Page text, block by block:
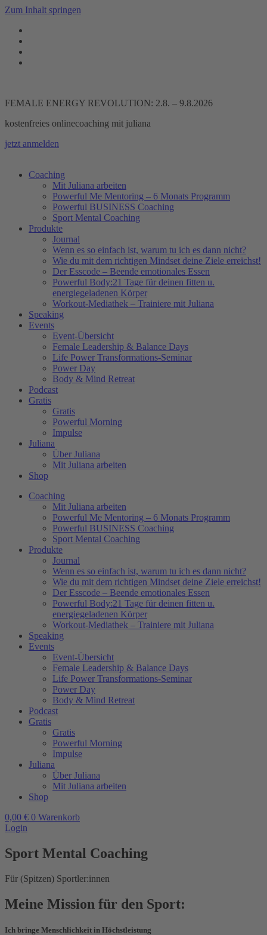
Zum Inhalt springen
FEMALE ENERGY REVOLUTION: 2.8. – 9.8.2026
kostenfreies onlinecoaching mit juliana
jetzt anmelden
Coaching
Mit Juliana arbeiten
Powerful Me Mentoring – 6 Monats Programm
Powerful BUSINESS Coaching
Sport Mental Coaching
Produkte
Journal
Wenn es so einfach ist, warum tu ich es dann nicht?
Wie du mit dem richtigen Mindset deine Ziele erreichst!
Der Esscode – Beende emotionales Essen
Powerful Body:21 Tage für deinen fitten u.
energiegeladenen Körper
Workout-Mediathek – Trainiere mit Juliana
Speaking
Events
Event-Übersicht
Female Leadership & Balance Days
Life Power Transformations-Seminar
Power Day
Body & Mind Retreat
Podcast
Gratis
Gratis
Powerful Morning
Impulse
Juliana
Über Juliana
Mit Juliana arbeiten
Shop
Coaching
Mit Juliana arbeiten
Powerful Me Mentoring – 6 Monats Programm
Powerful BUSINESS Coaching
Sport Mental Coaching
Produkte
Journal
Wenn es so einfach ist, warum tu ich es dann nicht?
Wie du mit dem richtigen Mindset deine Ziele erreichst!
Der Esscode – Beende emotionales Essen
Powerful Body:21 Tage für deinen fitten u.
energiegeladenen Körper
Workout-Mediathek – Trainiere mit Juliana
Speaking
Events
Event-Übersicht
Female Leadership & Balance Days
Life Power Transformations-Seminar
Power Day
Body & Mind Retreat
Podcast
Gratis
Gratis
Powerful Morning
Impulse
Juliana
Über Juliana
Mit Juliana arbeiten
Shop
0,00 € 0 Warenkorb
Login
Sport Mental Coaching
Für (Spitzen) Sportler:innen ​
Meine Mission für den Sport:
Ich bringe Menschlichkeit in Höchstleistung